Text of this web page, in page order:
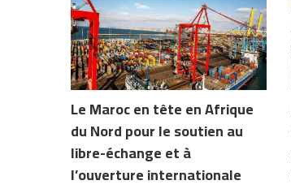
Le Maroc en tête en Afrique
du Nord pour le soutien au
libre-échange et à
l’ouverture internationale